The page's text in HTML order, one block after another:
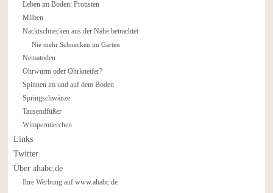
Leben im Boden: Protisten
Milben
Nacktschnecken aus der Nähe betrachtet
Nie mehr Schnecken im Garten
Nematoden
Ohrwurm oder Ohrkneifer?
Spinnen im und auf dem Boden
Springschwänze
Tausendfüßer
Wimperntierchen
Links
Twitter
Über ahabc.de
Ihre Werbung auf www.ahabc.de